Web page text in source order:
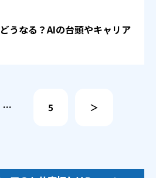
うなる？AIの台頭やキャリア
… 5 ＞